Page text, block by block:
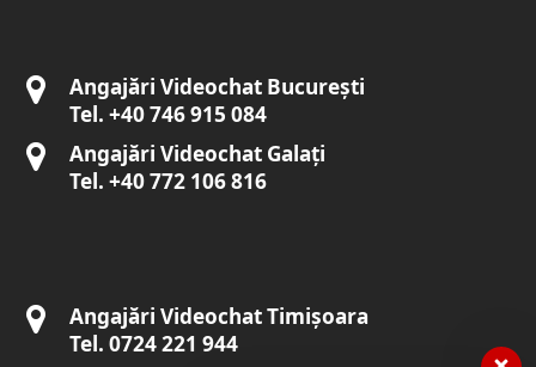
Angajări Videochat București
Tel. +40 746 915 084
Angajări Videochat Galați
Tel. +40 772 106 816
Angajări Videochat Timișoara
Tel. 0724 221 944